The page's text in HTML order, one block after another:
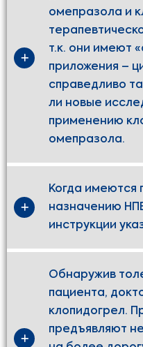
омепразола и
т.к. они имеют
приложения –
справедливо
ли новые
применению
омепразола.
Когда имеются
назначению
инструкции
Обнаружив
пациента,
клопидогрел.
предъявляют